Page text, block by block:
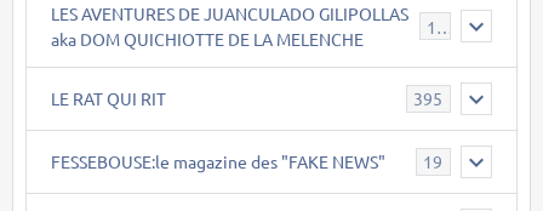
LES AVENTURES DE JUANCULADO GILIPOLLAS
aka DOM QUICHIOTTE DE LA MELENCHE
119
LE RAT QUI RIT 395
FESSEBOUSE:le magazine des "FAKE NEWS" 19